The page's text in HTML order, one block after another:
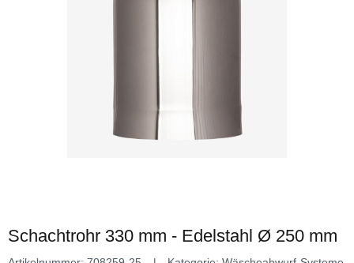
Schachtrohr 330 mm - Edelstahl Ø 250 mm